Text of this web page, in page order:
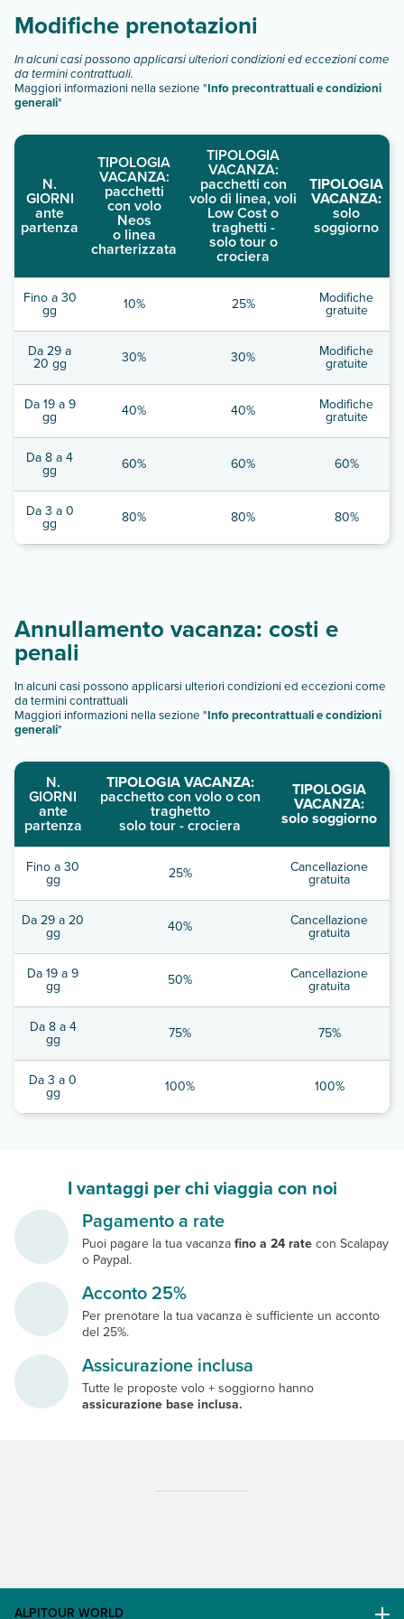
Modifiche prenotazioni
In alcuni casi possono applicarsi ulteriori condizioni ed eccezioni come
da termini contrattuali.
Maggiori informazioni nella sezione "Info precontrattuali e condizioni
generali"
N.
GIORNI
ante
partenza
TIPOLOGIA
VACANZA:
pacchetti
con volo
Neos
o linea
charterizzata
TIPOLOGIA
VACANZA:
pacchetti con
volo di linea, voli
Low Cost o
traghetti -
solo tour o
crociera
TIPOLOGIA
VACANZA:
solo
soggiorno
Fino a 30
gg 10% 25% Modifiche
gratuite
Da 29 a
20 gg 30% 30% Modifiche
gratuite
Da 19 a 9
gg 40% 40% Modifiche
gratuite
Da 8 a 4
gg 60% 60% 60%
Da 3 a 0
gg 80% 80% 80%
Annullamento vacanza: costi e
penali
In alcuni casi possono applicarsi ulteriori condizioni ed eccezioni come
da termini contrattuali
Maggiori informazioni nella sezione "Info precontrattuali e condizioni
generali"
N.
GIORNI
ante
partenza
TIPOLOGIA VACANZA:
pacchetto con volo o con
traghetto
solo tour - crociera
TIPOLOGIA
VACANZA:
solo soggiorno
Fino a 30
gg 25% Cancellazione
gratuita
Da 29 a 20
gg 40% Cancellazione
gratuita
Da 19 a 9
gg 50% Cancellazione
gratuita
Da 8 a 4
gg 75% 75%
Da 3 a 0
gg 100% 100%
I vantaggi per chi viaggia con noi
Pagamento a rate
Puoi pagare la tua vacanzafino a 24 ratecon Scalapay
o Paypal.
Acconto 25%
Per prenotare la tua vacanza è sufficiente un acconto
del 25%.
Assicurazione inclusa
Tutte le proposte volo + soggiorno hanno
assicurazione base inclusa.
ALPITOUR WORLD